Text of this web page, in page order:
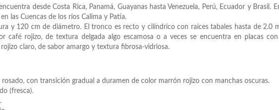
desde Costa Rica, Panamá, Guayanas hasta Venezuela, Perú, Ecuador y Brasil.
las Cuencas de los ríos Calima y Patía.
y 120 cm de diámetro. El tronco es recto y cilíndrico con raíces tabales hasta de 2.0
café rojizo, de textura delgada algo escamosa o a veces se encuentra en placas con
claro, de sabor amargo y textura fibrosa-vidriosa.
rosado, con transición gradual a duramen de color marrón rojizo con manchas oscuras.
(fresca).